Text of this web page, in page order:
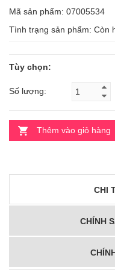
Mã sản phẩm: 07005534
Tình trạng sản phẩm: Còn
Tùy chọn:
Số lượng:
Thêm vào giỏ hàng
CHI
CHÍNH